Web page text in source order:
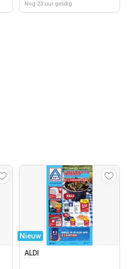
Nog 23 uur geldig
Nieuw
ALDI